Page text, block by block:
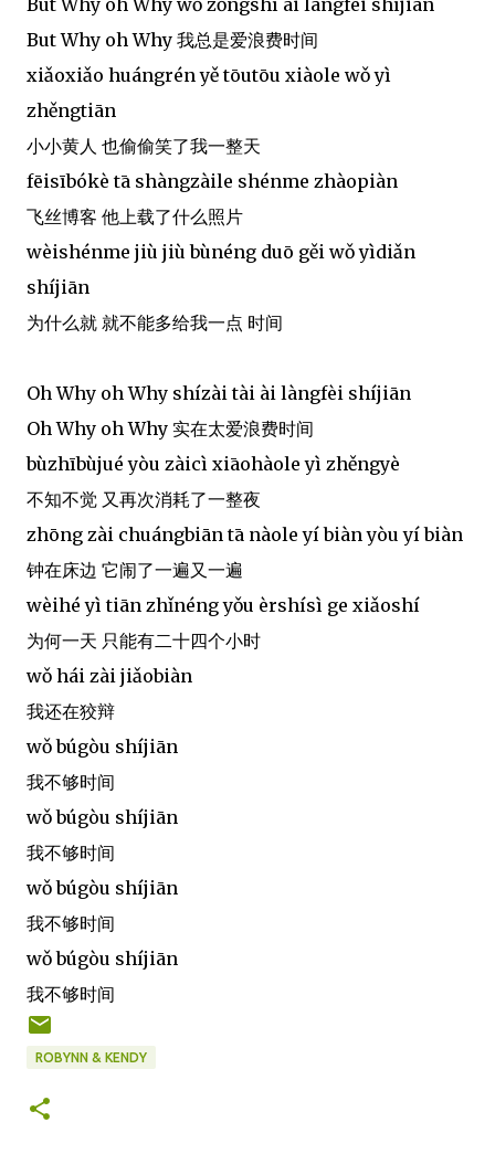
But Why oh Why wǒ zǒngshì ài làngfèi shíjiān
But Why oh Why 我总是爱浪费时间
xiǎoxiǎo huángrén yě tōutōu xiàole wǒ yì
zhěngtiān
小小黄人 也偷偷笑了我一整天
fēisībókè tā shàngzàile shénme zhàopiàn
飞丝博客 他上载了什么照片
wèishénme jiù jiù bùnéng duō gěi wǒ yìdiǎn
shíjiān
为什么就 就不能多给我一点 时间
Oh Why oh Why shízài tài ài làngfèi shíjiān
Oh Why oh Why 实在太爱浪费时间
bùzhībùjué yòu zàicì xiāohàole yì zhěngyè
不知不觉 又再次消耗了一整夜
zhōng zài chuángbiān tā nàole yí biàn yòu yí biàn
钟在床边 它闹了一遍又一遍
wèihé yì tiān zhǐnéng yǒu èrshísì ge xiǎoshí
为何一天 只能有二十四个小时
wǒ hái zài jiǎobiàn
我还在狡辩
wǒ búgòu shíjiān
我不够时间
wǒ búgòu shíjiān
我不够时间
wǒ búgòu shíjiān
我不够时间
wǒ búgòu shíjiān
我不够时间
ROBYNN & KENDY